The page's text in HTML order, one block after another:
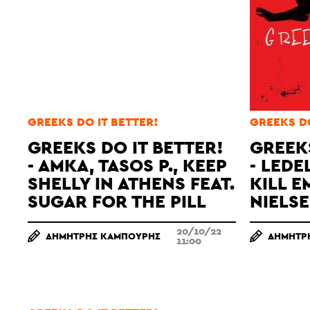
GREEKS DO IT BETTER!
GREEKS DO IT BETTER!
- AMKA, TASOS P., KEEP
SHELLY IN ATHENS FEAT.
SUGAR FOR THE PILL
ΔΗΜΉΤΡΗΣ ΚΑΜΠΟΎΡΗΣ 20/10/22
11:00
GREEKS
-
KILL